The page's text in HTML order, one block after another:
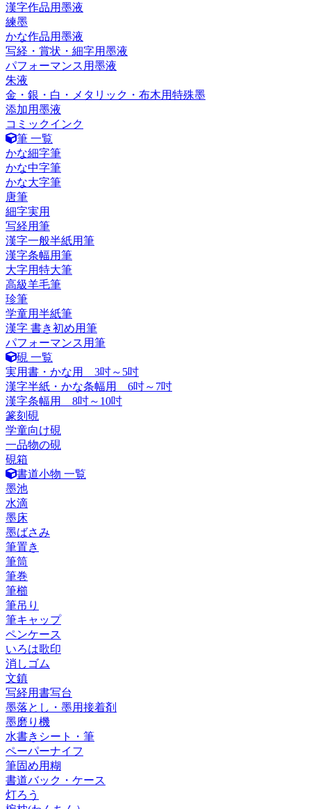
漢字作品用墨液
練墨
かな作品用墨液
写経・賞状・細字用墨液
パフォーマンス用墨液
朱液
金・銀・白・メタリック・布木用特殊墨
添加用墨液
コミックインク
筆 一覧
かな細字筆
かな中字筆
かな大字筆
唐筆
細字実用
写経用筆
漢字一般半紙用筆
漢字条幅用筆
大字用特大筆
高級羊毛筆
珍筆
学童用半紙筆
漢字 書き初め用筆
パフォーマンス用筆
硯 一覧
実用書・かな用 3吋～5吋
漢字半紙・かな条幅用 6吋～7吋
漢字条幅用 8吋～10吋
篆刻硯
学童向け硯
一品物の硯
硯箱
書道小物 一覧
墨池
水滴
墨床
墨ばさみ
筆置き
筆筒
筆巻
筆櫛
筆吊り
筆キャップ
ペンケース
いろは歌印
消しゴム
文鎮
写経用書写台
墨落とし・墨用接着剤
墨磨り機
水書きシート・筆
ペーパーナイフ
筆固め用糊
書道バック・ケース
灯ろう